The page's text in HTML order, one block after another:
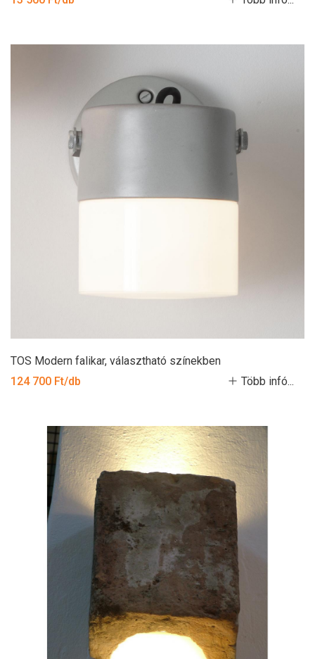
TOS Modern falikar, választható színekben
124 700 Ft/db
Több infó...